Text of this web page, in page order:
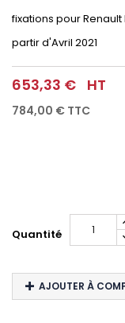
fixations pour Renault
partir d'Avril 2021
653,33 € HT
784,00 € TTC
Quantité
AJOUTER À